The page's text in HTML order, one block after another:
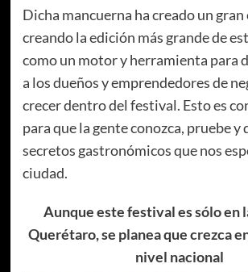
Dicha mancuerna ha creado un gran
creando la edición más grande de
como un motor y herramienta para
a los dueños y emprendedores de
crecer dentro del festival. Esto es
para que la gente conozca, pruebe
secretos gastronómicos que nos
ciudad.
Aunque este festival es sólo en
Querétaro, se planea que crezca
nivel nacional